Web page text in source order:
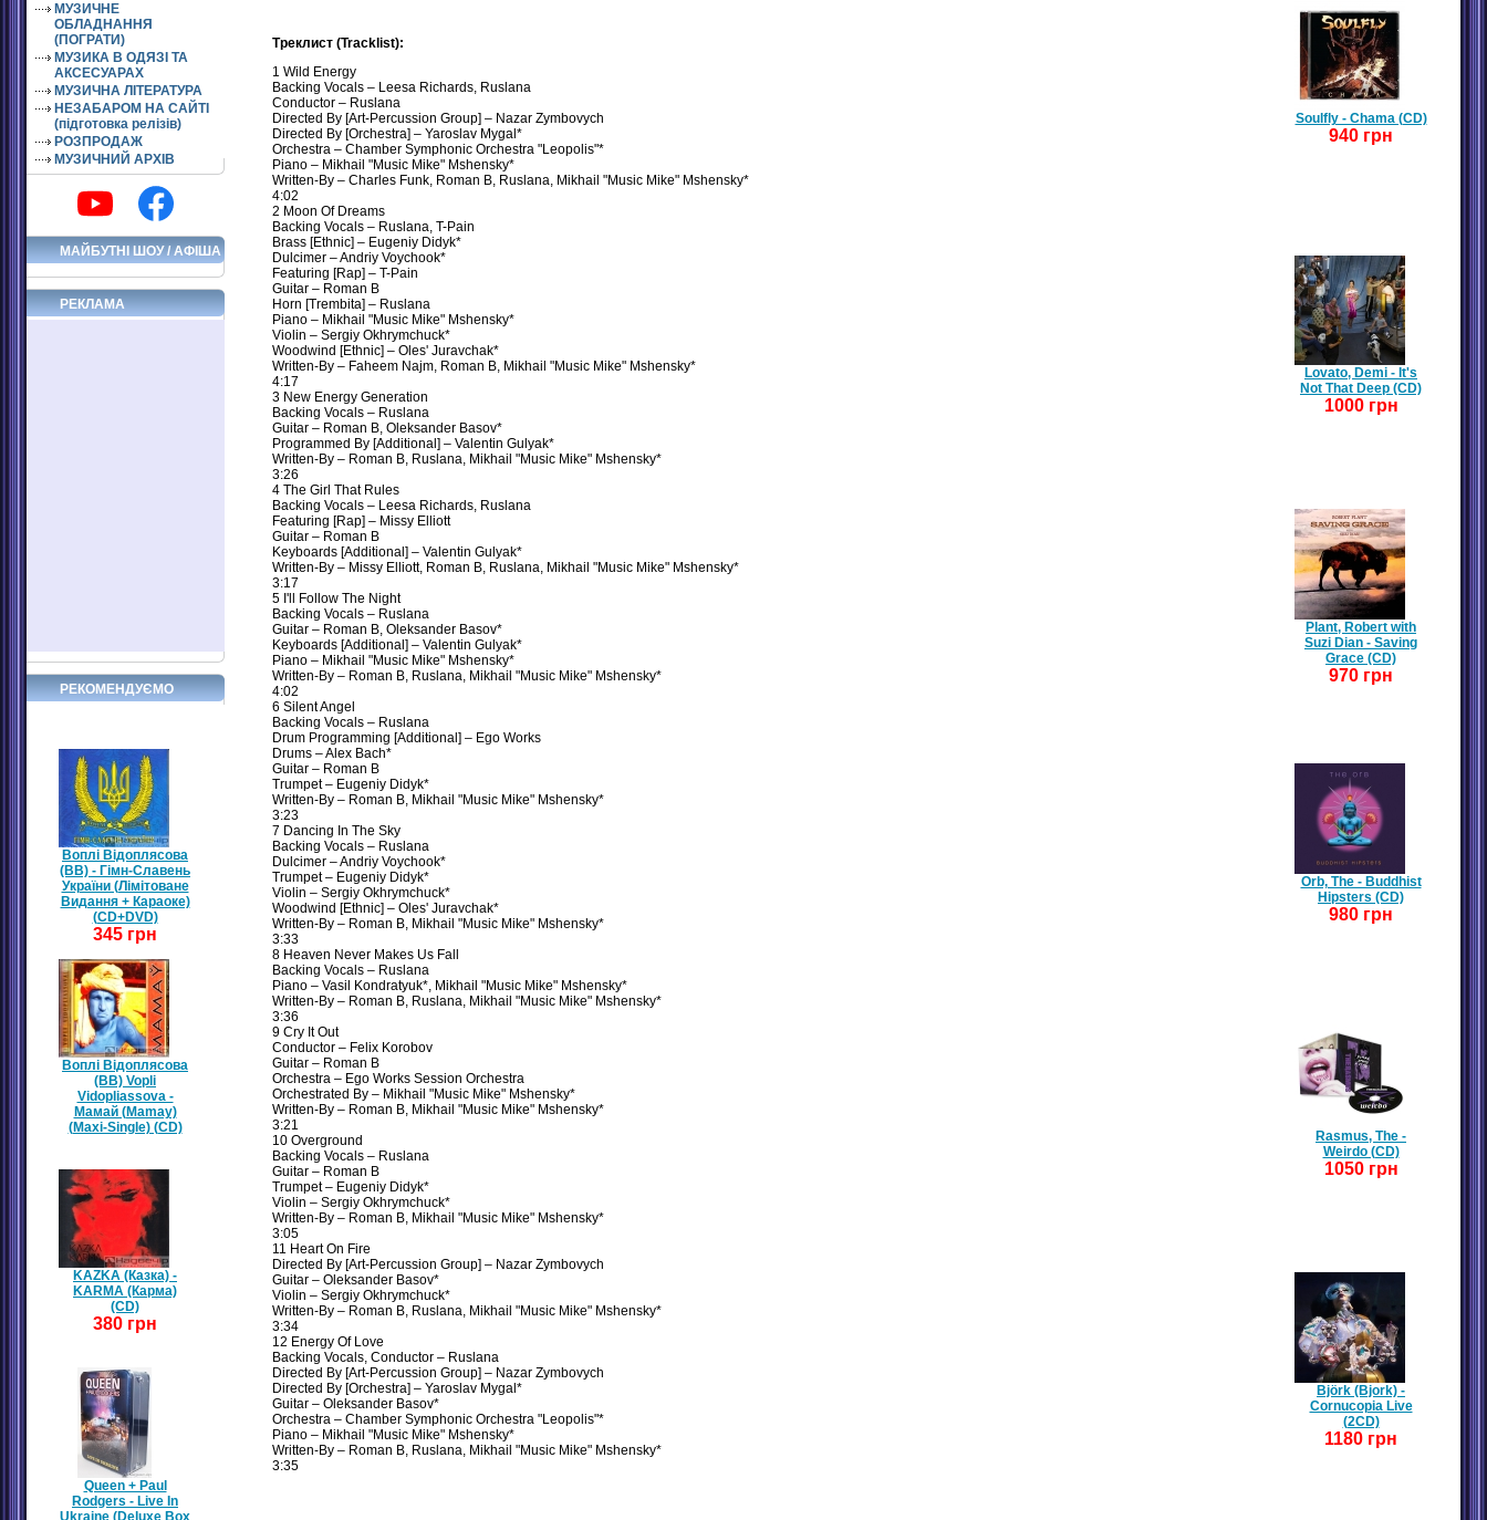
МУЗИЧНЕ
ОБЛАДНАННЯ
(ПОГРАТИ)
МУЗИКА В ОДЯЗІ ТА
АКСЕСУАРАХ
МУЗИЧНА ЛІТЕРАТУРА
НЕЗАБАРОМ НА САЙТІ
(підготовка релізів)
РОЗПРОДАЖ
МУЗИЧНИЙ АРХІВ
МАЙБУТНІ ШОУ / АФІША
РЕКЛАМА
РЕКОМЕНДУЄМО
Воплі Відоплясова
(ВВ) - Гімн-Славень
України (Лімітоване
Видання + Караоке)
(CD+DVD)
345 грн
Воплі Відоплясова
(ВВ) Vopli
Vidopliassova -
Мамай (Mamay)
(Maxi-Single) (CD)
KAZKA (Казка) -
KARMA (Карма)
(CD)
380 грн
Queen + Paul
Rodgers - Live In
Ukraine (Deluxe Box
Треклист (Tracklist):
1 Wild Energy
Backing Vocals – Leesa Richards, Ruslana
Conductor – Ruslana
Directed By [Art-Percussion Group] – Nazar Zymbovych
Directed By [Orchestra] – Yaroslav Mygal*
Orchestra – Chamber Symphonic Orchestra "Leopolis"*
Piano – Mikhail "Music Mike" Mshensky*
Written-By – Charles Funk, Roman B, Ruslana, Mikhail "Music Mike" Mshensky*
4:02
2 Moon Of Dreams
Backing Vocals – Ruslana, T-Pain
Brass [Ethnic] – Eugeniy Didyk*
Dulcimer – Andriy Voychook*
Featuring [Rap] – T-Pain
Guitar – Roman B
Horn [Trembita] – Ruslana
Piano – Mikhail "Music Mike" Mshensky*
Violin – Sergiy Okhrymchuck*
Woodwind [Ethnic] – Oles' Juravchak*
Written-By – Faheem Najm, Roman B, Mikhail "Music Mike" Mshensky*
4:17
3 New Energy Generation
Backing Vocals – Ruslana
Guitar – Roman B, Oleksander Basov*
Programmed By [Additional] – Valentin Gulyak*
Written-By – Roman B, Ruslana, Mikhail "Music Mike" Mshensky*
3:26
4 The Girl That Rules
Backing Vocals – Leesa Richards, Ruslana
Featuring [Rap] – Missy Elliott
Guitar – Roman B
Keyboards [Additional] – Valentin Gulyak*
Written-By – Missy Elliott, Roman B, Ruslana, Mikhail "Music Mike" Mshensky*
3:17
5 I'll Follow The Night
Backing Vocals – Ruslana
Guitar – Roman B, Oleksander Basov*
Keyboards [Additional] – Valentin Gulyak*
Piano – Mikhail "Music Mike" Mshensky*
Written-By – Roman B, Ruslana, Mikhail "Music Mike" Mshensky*
4:02
6 Silent Angel
Backing Vocals – Ruslana
Drum Programming [Additional] – Ego Works
Drums – Alex Bach*
Guitar – Roman B
Trumpet – Eugeniy Didyk*
Written-By – Roman B, Mikhail "Music Mike" Mshensky*
3:23
7 Dancing In The Sky
Backing Vocals – Ruslana
Dulcimer – Andriy Voychook*
Trumpet – Eugeniy Didyk*
Violin – Sergiy Okhrymchuck*
Woodwind [Ethnic] – Oles' Juravchak*
Written-By – Roman B, Mikhail "Music Mike" Mshensky*
3:33
8 Heaven Never Makes Us Fall
Backing Vocals – Ruslana
Piano – Vasil Kondratyuk*, Mikhail "Music Mike" Mshensky*
Written-By – Roman B, Ruslana, Mikhail "Music Mike" Mshensky*
3:36
9 Cry It Out
Conductor – Felix Korobov
Guitar – Roman B
Orchestra – Ego Works Session Orchestra
Orchestrated By – Mikhail "Music Mike" Mshensky*
Written-By – Roman B, Mikhail "Music Mike" Mshensky*
3:21
10 Overground
Backing Vocals – Ruslana
Guitar – Roman B
Trumpet – Eugeniy Didyk*
Violin – Sergiy Okhrymchuck*
Written-By – Roman B, Mikhail "Music Mike" Mshensky*
3:05
11 Heart On Fire
Directed By [Art-Percussion Group] – Nazar Zymbovych
Guitar – Oleksander Basov*
Violin – Sergiy Okhrymchuck*
Written-By – Roman B, Ruslana, Mikhail "Music Mike" Mshensky*
3:34
12 Energy Of Love
Backing Vocals, Conductor – Ruslana
Directed By [Art-Percussion Group] – Nazar Zymbovych
Directed By [Orchestra] – Yaroslav Mygal*
Guitar – Oleksander Basov*
Orchestra – Chamber Symphonic Orchestra "Leopolis"*
Piano – Mikhail "Music Mike" Mshensky*
Written-By – Roman B, Ruslana, Mikhail "Music Mike" Mshensky*
3:35
Soulfly - Chama (CD)
940 грн
Lovato, Demi - It's
Not That Deep (CD)
1000 грн
Plant, Robert with
Suzi Dian - Saving
Grace (CD)
970 грн
Orb, The - Buddhist
Hipsters (CD)
980 грн
Rasmus, The -
Weirdo (CD)
1050 грн
Björk (Bjork) -
Cornucopia Live
(2CD)
1180 грн